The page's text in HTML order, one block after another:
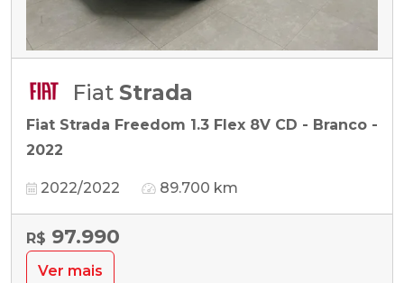
Fiat Strada
Fiat Strada Freedom 1.3 Flex 8V CD - Branco -
2022
2022/2022 89.700 km
R$ 97.990
Ver mais